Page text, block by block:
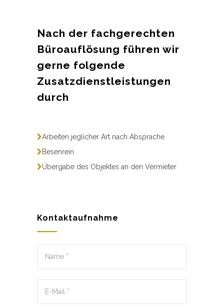
Nach der fachgerechten
Büroauflösung führen wir
gerne folgende
Zusatzdienstleistungen
durch
Arbeiten jeglicher Art nach Absprache
Besenrein
Übergabe des Objektes an den Vermieter
Kontaktaufnahme